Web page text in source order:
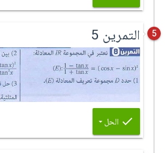
5 التمرين 5
الحل